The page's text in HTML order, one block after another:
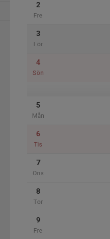
2
Fre
3
Lör
4
Sön
5
Mån
6
Tis
7
Ons
8
Tor
9
Fre